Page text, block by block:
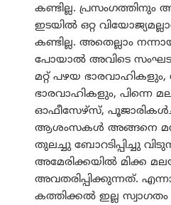
കണ്ടില്ല. പ്രസംഗത്തിനും
ഇടയിൽ ഒറ്റ
കണ്ടില്ല. അതെല്ലാം
പോയാൽ അവിടെ
മറ്റ് പഴയ ഭാരവാഹികളും,
ഭാരവാഹികളും, പിന്നെ
ഓഫീസേഴ്സ്,
ആശംസകൾ അങ്ങനെ
തുലച്ചു ബോറടിപ്പിച്ചു
അമേരിക്കയിൽ മിക്ക
അവതരിപ്പിക്കുന്നത്.
കത്തിക്കൽ ഇല്ല സ്വാഗതം